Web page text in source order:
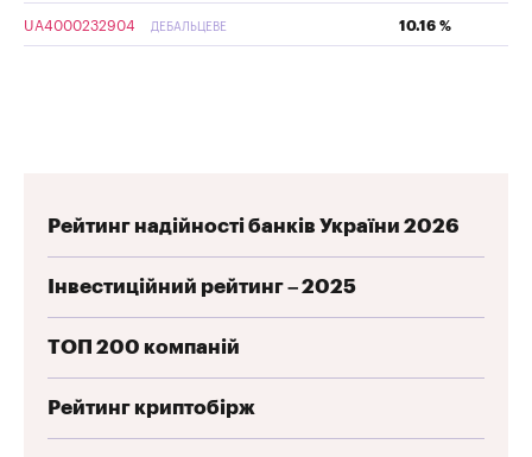
UA4000232904 ДЕБАЛЬЦЕВЕ 10.16 %
Рейтинг надійності банків України 2026
Інвестиційний рейтинг – 2025
ТОП 200 компаній
Рейтинг криптобірж